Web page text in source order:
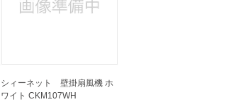
シィーネット 壁掛扇風機 ホ
ワイト CKM107WH